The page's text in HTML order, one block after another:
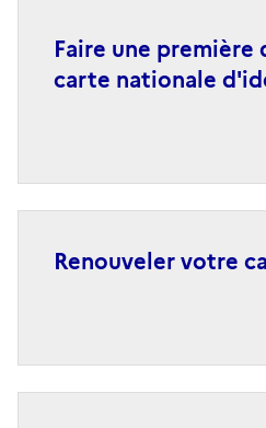
Faire une première
carte nationale
Renouveler votre